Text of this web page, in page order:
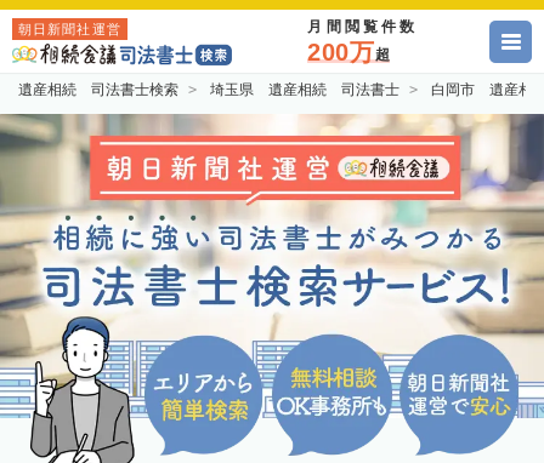
朝日新聞社運営 月間閲覧件数
200万超
遺産相続 司法書士検索 埼玉県 遺産相続 司法書士 白岡市 遺産相